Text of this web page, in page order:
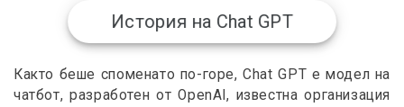
История на Chat GPT
Както беше споменато по-горе, Chat GPT е модел на
чатбот, разработен от OpenAI, известна организация